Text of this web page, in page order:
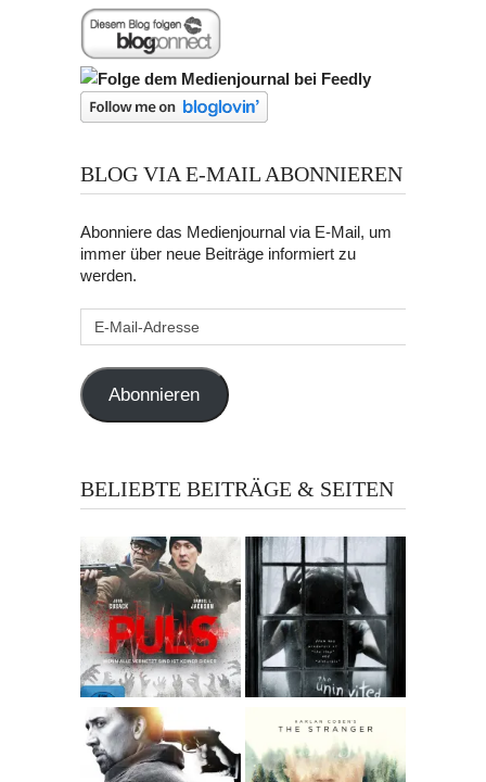
BLOG VIA E-MAIL ABONNIEREN
Abonniere das Medienjournal via E-Mail, um
immer über neue Beiträge informiert zu
werden.
Abonnieren
BELIEBTE BEITRÄGE & SEITEN